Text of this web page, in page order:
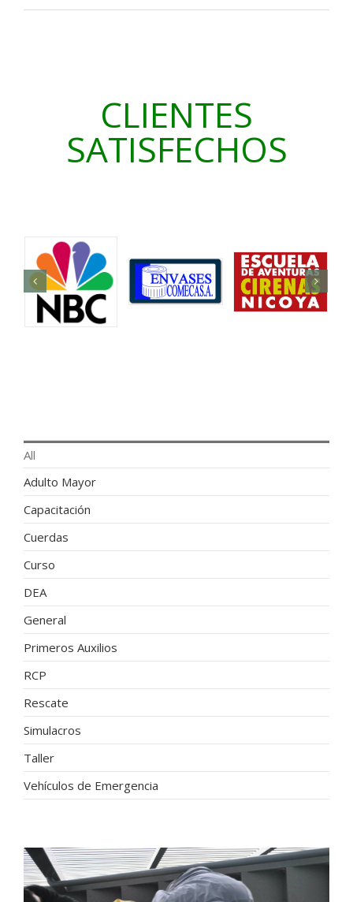
CLIENTES
SATISFECHOS
All
Adulto Mayor
Capacitación
Cuerdas
Curso
DEA
General
Primeros Auxilios
RCP
Rescate
Simulacros
Taller
Vehículos de Emergencia